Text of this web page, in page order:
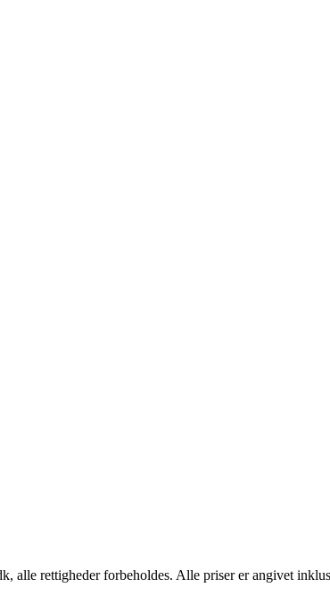
alle rettigheder forbeholdes. Alle priser er angivet